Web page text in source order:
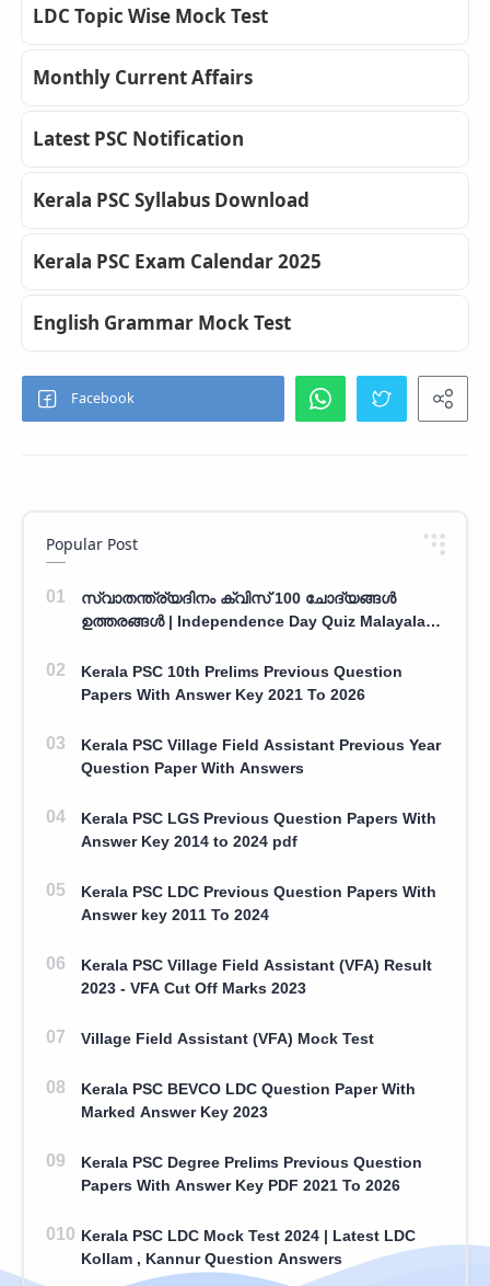
LDC Topic Wise Mock Test
Monthly Current Affairs
Latest PSC Notification
Kerala PSC Syllabus Download
Kerala PSC Exam Calendar 2025
English Grammar Mock Test
Popular Post
സ്വാതന്ത്ര്യദിനം ക്വിസ് 100 ചോദ്യങ്ങൾ
ഉത്തരങ്ങൾ | Independence Day Quiz Malayalam
Kerala PSC 10th Prelims Previous Question
Papers With Answer Key 2021 To 2026
Kerala PSC Village Field Assistant Previous Year
Question Paper With Answers
Kerala PSC LGS Previous Question Papers With
Answer Key 2014 to 2024 pdf
Kerala PSC LDC Previous Question Papers With
Answer key 2011 To 2024
Kerala PSC Village Field Assistant (VFA) Result
2023 - VFA Cut Off Marks 2023
Village Field Assistant (VFA) Mock Test
Kerala PSC BEVCO LDC Question Paper With
Marked Answer Key 2023
Kerala PSC Degree Prelims Previous Question
Papers With Answer Key PDF 2021 To 2026
Kerala PSC LDC Mock Test 2024 | Latest LDC
Kollam , Kannur Question Answers